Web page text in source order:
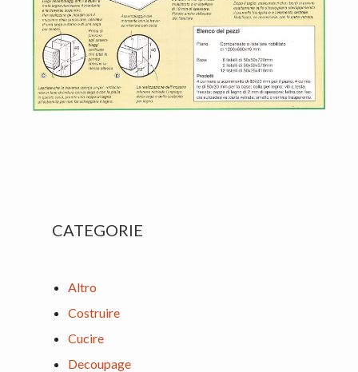
Primary
CATEGORIE
Altro
Costruire
Cucire
Decoupage